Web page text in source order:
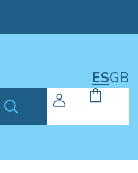
ESGB